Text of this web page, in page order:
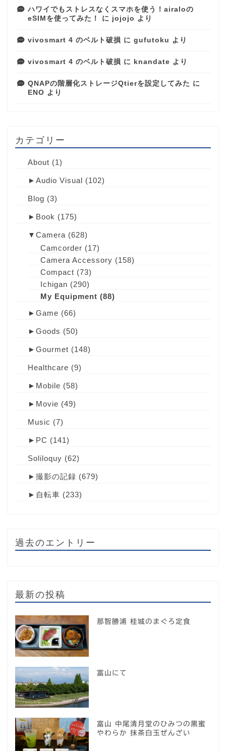
ハワイでもストレスなくスマホを使う！airaloの
eSIMを使ってみた！
に jojojo より
vivosmart 4 のベルト破損 に gufutoku より
vivosmart 4 のベルト破損 に knandate より
QNAPの階層化ストレージQtierを設定してみた に
ENO より
カテゴリー
About (1)
► Audio Visual (102)
Blog (3)
► Book (175)
▼ Camera (628)
Camcorder (17)
Camera Accessory (158)
Compact (73)
Ichigan (290)
My Equipment (88)
► Game (66)
► Goods (50)
► Gourmet (148)
Healthcare (9)
► Mobile (58)
► Movie (49)
Music (7)
► PC (141)
Soliloquy (62)
► 撮影の記録 (679)
► 自転車 (233)
過去のエントリー
最新の投稿
那智勝浦 桂城のまぐろ定食
富山にて
富山 中尾清月堂のひみつの黒蜜
やわらか 抹茶白玉ぜんざい